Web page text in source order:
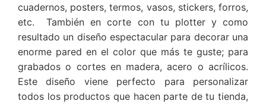
cuadernos, posters, termos, vasos, stickers, forros,
etc. También en corte con tu plotter y como
resultado un diseño espectacular para decorar una
enorme pared en el color que más te guste; para
grabados o cortes en madera, acero o acrílicos.
Este diseño viene perfecto para personalizar
todos los productos que hacen parte de tu tienda,